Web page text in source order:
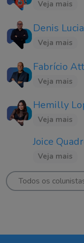
Veja mais
Denis
Veja mais
Fabrício
Veja mais
Hemilly
Veja mais
Joice
Veja mais
Todos os